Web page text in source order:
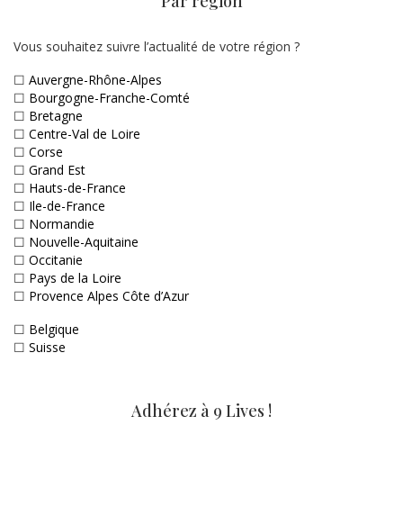
Vous souhaitez suivre l’actualité de votre région ?
☐ Auvergne-Rhône-Alpes
☐ Bourgogne-Franche-Comté
☐ Bretagne
☐ Centre-Val de Loire
☐ Corse
☐ Grand Est
☐ Hauts-de-France
☐ Ile-de-France
☐ Normandie
☐ Nouvelle-Aquitaine
☐ Occitanie
☐ Pays de la Loire
☐ Provence Alpes Côte d’Azur
☐ Belgique
☐ Suisse
Adhérez à 9 Lives !